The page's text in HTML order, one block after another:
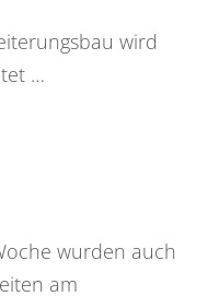
wird
…
wurden auch
am